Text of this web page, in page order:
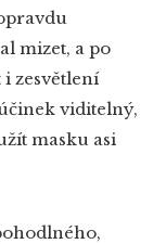
mizet, a po
zesvětlení
viditelný,
masku asi